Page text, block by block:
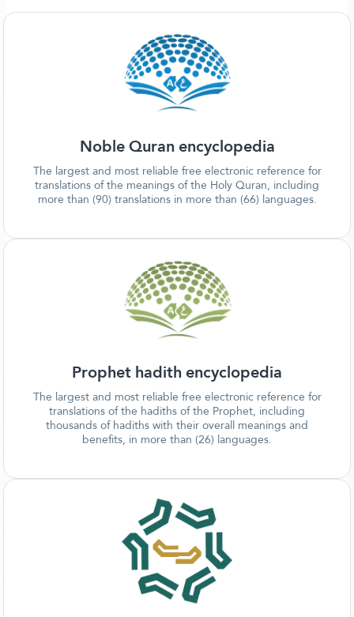
Noble Quran encyclopedia
The largest and most reliable free electronic reference for
translations of the meanings of the Holy Quran, including
more than (90) translations in more than (66) languages.
Prophet hadith encyclopedia
The largest and most reliable free electronic reference for
translations of the hadiths of the Prophet, including
thousands of hadiths with their overall meanings and
benefits, in more than (26) languages.